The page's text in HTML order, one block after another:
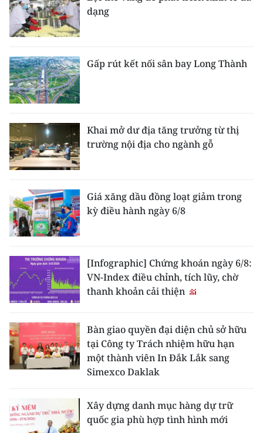
dạng
Gấp rút kết nối sân bay Long Thành
Khai mở dư địa tăng trưởng từ thị
trường nội địa cho ngành gỗ
Giá xăng dầu đồng loạt giảm trong
kỳ điều hành ngày 6/8
[Infographic] Chứng khoán ngày 6/8:
VN-Index điều chỉnh, tích lũy, chờ
thanh khoản cải thiện
Bàn giao quyền đại diện chủ sở hữu
tại Công ty Trách nhiệm hữu hạn
một thành viên In Đắk Lắk sang
Simexco Daklak
Xây dựng danh mục hàng dự trữ
quốc gia phù hợp tình hình mới